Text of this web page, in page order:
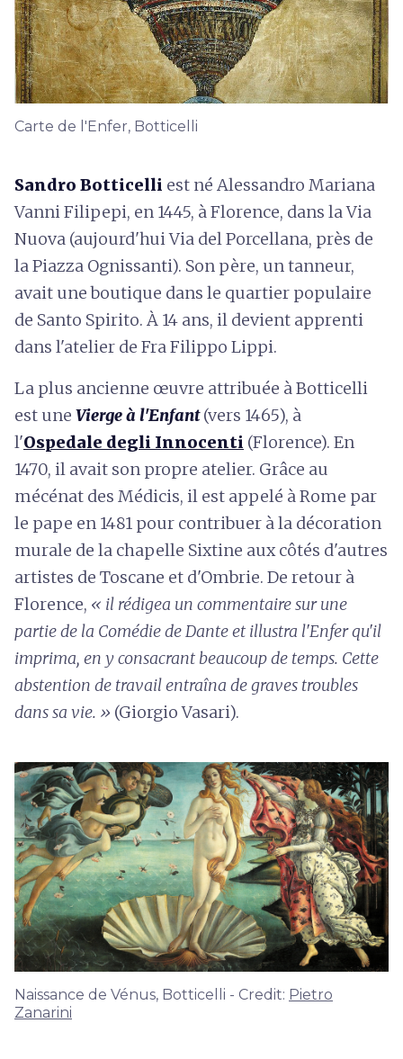
Carte de l'Enfer, Botticelli
Sandro Botticelli est né Alessandro Mariana
Vanni Filipepi, en 1445, à Florence, dans la Via
Nuova (aujourd'hui Via del Porcellana, près de
la Piazza Ognissanti). Son père, un tanneur,
avait une boutique dans le quartier populaire
de Santo Spirito. À 14 ans, il devient apprenti
dans l'atelier de Fra Filippo Lippi.
La plus ancienne œuvre attribuée à Botticelli
est une Vierge à l'Enfant(vers 1465), à
l'Ospedale degli Innocenti (Florence). En
1470, il avait son propre atelier. Grâce au
mécénat des Médicis, il est appelé à Rome par
le pape en 1481 pour contribuer à la décoration
murale de la chapelle Sixtine aux côtés d'autres
artistes de Toscane et d'Ombrie. De retour à
Florence, « il rédigea un commentaire sur une
partie de la Comédie de Dante et illustra l'Enfer qu'il
imprima, en y consacrant beaucoup de temps. Cette
abstention de travail entraîna de graves troubles
dans sa vie. » (Giorgio Vasari).
Naissance de Vénus, Botticelli - Credit: Pietro
Zanarini